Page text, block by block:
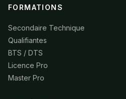
FORMATIONS
Secondaire Technique
Qualifiantes
BTS / DTS
Licence Pro
Master Pro